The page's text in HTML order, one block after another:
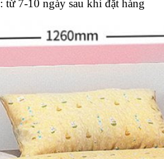
: từ 7-10 ngày sau khi đặt hàng